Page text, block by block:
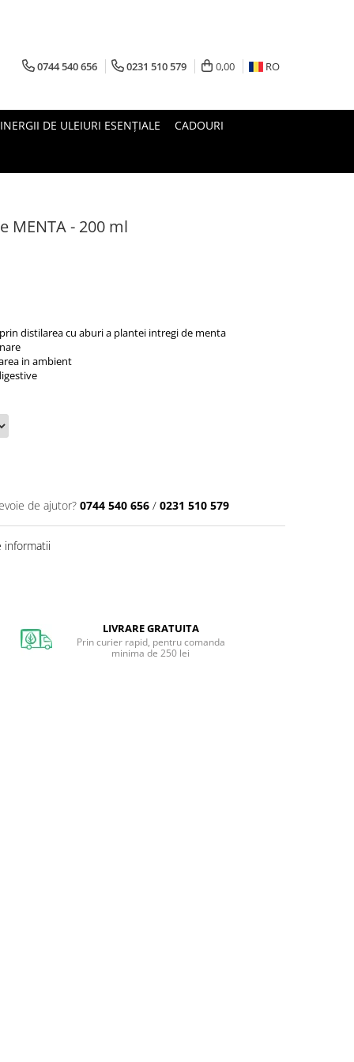
0744 540 656 0231 510 579 0,00 RO
DE ULEIURI ESENȚIALE CADOURI
MENTA - 200 ml
distilarea cu aburi a plantei intregi de menta
in ambient
de ajutor? 0744 540 656 / 0231 510 579
informatii
LIVRARE GRATUITA
Prin curier rapid, pentru comanda
minima de 250 lei